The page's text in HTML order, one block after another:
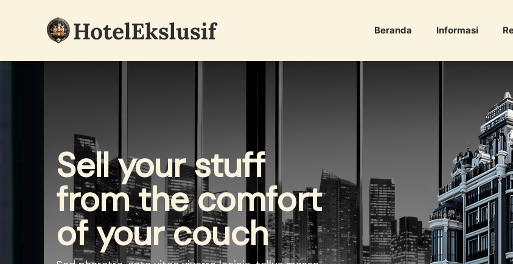
Beranda Informasi
Sell your stuff
from the comfort
of your couch